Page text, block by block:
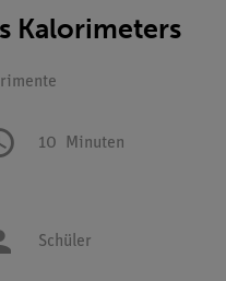
Kalorimeters
10 Minuten
Schüler